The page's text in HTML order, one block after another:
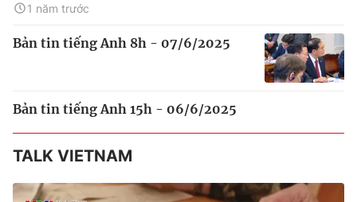
1 năm trước
Bản tin tiếng Anh 8h - 07/6/2025
Bản tin tiếng Anh 15h - 06/6/2025
TALK VIETNAM